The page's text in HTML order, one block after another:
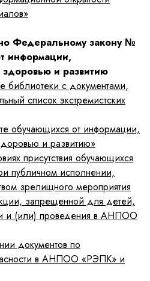
Федеральному закону №
информации,
и развитию
с документами,
список экстремистских
обучающихся от информации,
и развитию»
присутствия обучающихся
публичном исполнении,
зрелищного мероприятия
запрещенной для детей,
и (или) проведения в АНПОО
документов по
в АНПОО «РЭПК» и